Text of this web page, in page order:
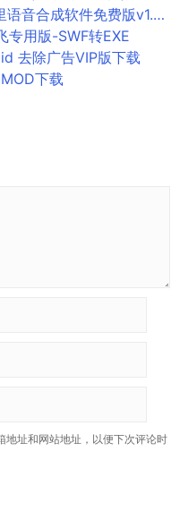
软件免费版v1.5 绿色免费版
专用版-SWF转EXE
去除广告VIP版下载
下载
地址和网站地址，以便下次评论时